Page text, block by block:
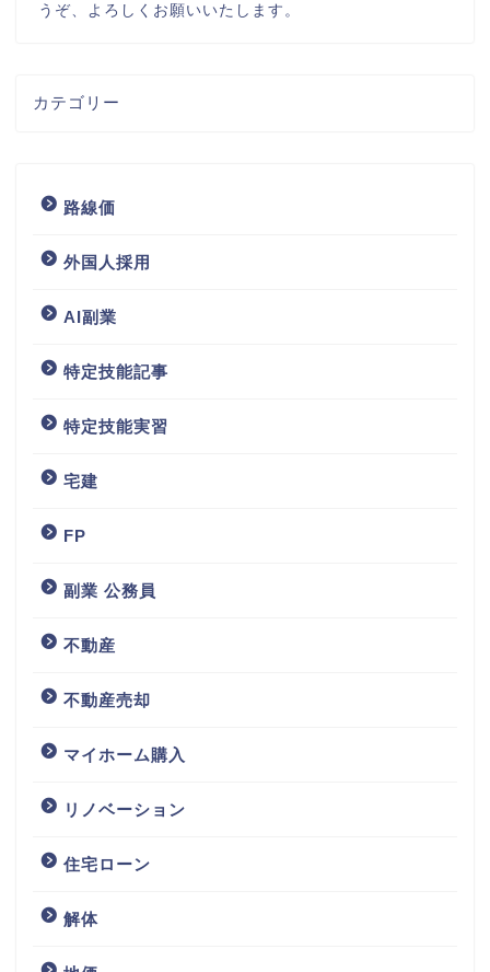
うぞ、よろしくお願いいたします。
カテゴリー
路線価
外国人採用
AI副業
特定技能記事
特定技能実習
宅建
FP
副業 公務員
不動産
不動産売却
マイホーム購入
リノベーション
住宅ローン
解体